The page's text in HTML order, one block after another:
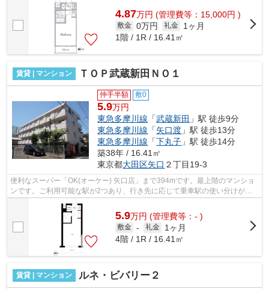
4.87万円 (管理費等：15,000円 )
敷金 0万円 礼金
1ヶ月
1階 / 1R / 16.41㎡
賃貸 | マンション ＴＯＰ武蔵新田ＮＯ１
仲手半額 敷0
5.9万円
東急多摩川線 「武蔵新田 」駅 徒歩9分
東急多摩川線 「矢口渡 」駅 徒歩13分
東急多摩川線 「下丸子 」駅 徒歩14分
築38年 / 16.41㎡
東京都大田区矢口 ２丁目19-3
便利なスーパー「OK(オーケー) 矢口店」まで394mです。最上階のマンショ
ンです。ご利用可能な駅が2つあり、行き先に応じて乗車駅の使い分けがで
5.9万円 (管理費等：- )
敷金 - 礼金
1ヶ月
4階 / 1R / 16.41㎡
賃貸 | マンション ルネ・ビバリー２